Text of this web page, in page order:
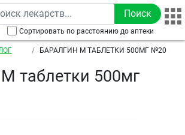
содержанию
Сортировать по расстоянию до аптеки
БАРАЛГИН М ТАБЛЕТКИ 500МГ №20
таблетки 500мг